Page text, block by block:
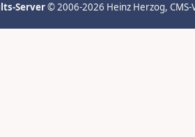
Server© 2006-2026 Heinz Herzog,